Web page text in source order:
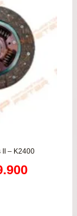
II – K2400